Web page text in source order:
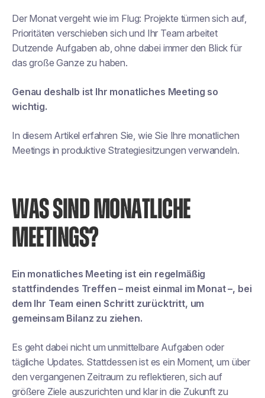
Der Monat vergeht wie im Flug: Projekte türmen sich auf,
Prioritäten verschieben sich und Ihr Team arbeitet
Dutzende Aufgaben ab, ohne dabei immer den Blick für
das große Ganze zu haben.
Genau deshalb ist Ihr monatliches Meeting so
wichtig.
In diesem Artikel erfahren Sie, wie Sie Ihre monatlichen
Meetings in produktive Strategiesitzungen verwandeln.
WAS SIND MONATLICHE
MEETINGS?
Ein monatliches Meeting ist ein regelmäßig
stattfindendes Treffen – meist einmal im Monat –, bei
dem Ihr Team einen Schritt zurücktritt, um
gemeinsam Bilanz zu ziehen.
Es geht dabei nicht um unmittelbare Aufgaben oder
tägliche Updates. Stattdessen ist es ein Moment, um über
den vergangenen Zeitraum zu reflektieren, sich auf
größere Ziele auszurichten und klar in die Zukunft zu